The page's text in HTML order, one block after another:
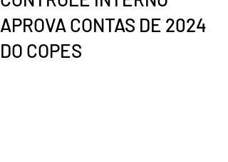
APROVA CONTAS DE 2024
DO COPES